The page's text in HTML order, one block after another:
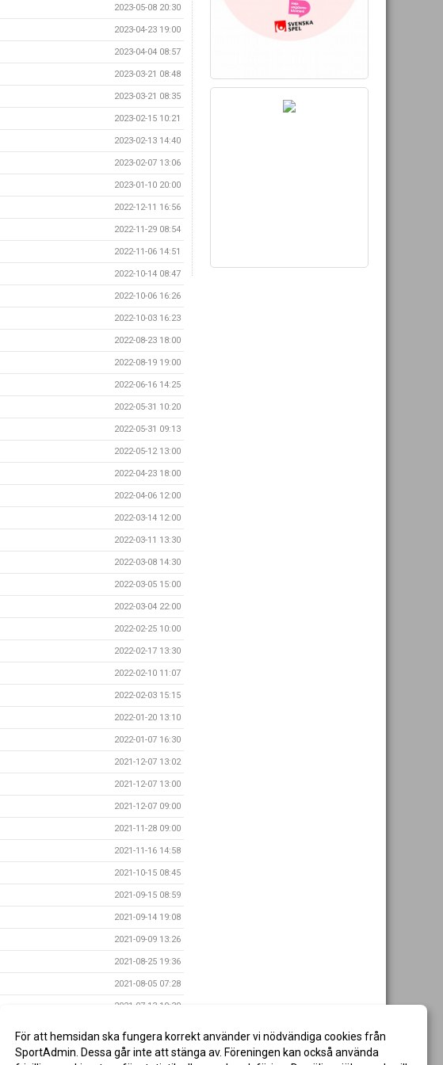
2023-05-08 20:30
2023-04-23 19:00
2023-04-04 08:57
2023-03-21 08:48
2023-03-21 08:35
2023-02-15 10:21
2023-02-13 14:40
2023-02-07 13:06
2023-01-10 20:00
2022-12-11 16:56
2022-11-29 08:54
2022-11-06 14:51
2022-10-14 08:47
2022-10-06 16:26
2022-10-03 16:23
2022-08-23 18:00
2022-08-19 19:00
2022-06-16 14:25
2022-05-31 10:20
2022-05-31 09:13
2022-05-12 13:00
2022-04-23 18:00
2022-04-06 12:00
2022-03-14 12:00
2022-03-11 13:30
2022-03-08 14:30
2022-03-05 15:00
2022-03-04 22:00
2022-02-25 10:00
2022-02-17 13:30
2022-02-10 11:07
2022-02-03 15:15
2022-01-20 13:10
2022-01-07 16:30
2021-12-07 13:02
2021-12-07 13:00
2021-12-07 09:00
2021-11-28 09:00
2021-11-16 14:58
2021-10-15 08:45
2021-09-15 08:59
2021-09-14 19:08
2021-09-09 13:26
2021-08-25 19:36
2021-08-05 07:28
2021-07-13 10:30
2021-05-25 11:08
För att hemsidan ska fungera korrekt använder vi nödvändiga cookies från
SportAdmin. Dessa går inte att stänga av. Föreningen kan också använda